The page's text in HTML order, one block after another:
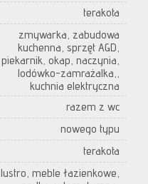
terakota
zmywarka, zabudowa
kuchenna, sprzęt AGD,
piekarnik, okap, naczynia,
lodówko-zamrażalka,,
kuchnia elektryczna
razem z wc
nowego typu
terakota
lustro, meble łazienkowe,